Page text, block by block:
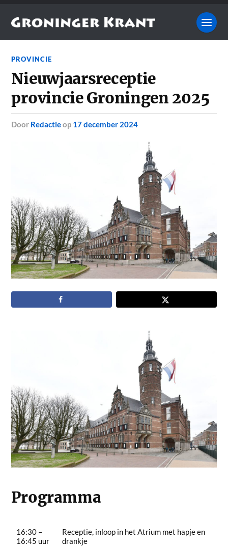
PROVINCIE
Nieuwjaarsreceptie
provincie Groningen 2025
door Redactieop 17 december 2024
Programma
16:30 –
16:45 uur
Receptie, inloop in het Atrium met hapje en
drankje